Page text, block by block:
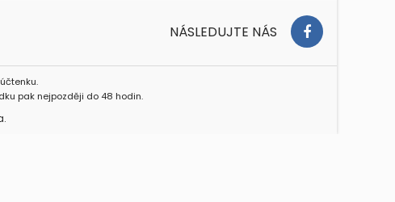
NÁSLEDUJTE NÁS
pak nejpozději do 48 hodin.